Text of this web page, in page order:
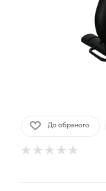
До обраного